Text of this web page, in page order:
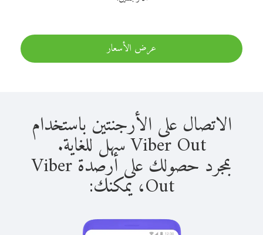
عرض الأسعار
الاتصال على الأرجنتين باستخدام
Viber Out سهل للغاية.
بمجرد حصولك على أرصدة Viber
Out، يمكنك: